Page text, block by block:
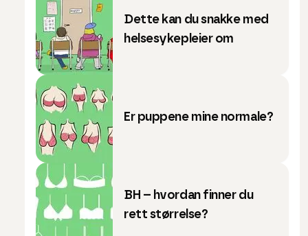
Dette kan du snakke med
helsesykepleier om
Er puppene mine normale?
BH – hvordan finner du
rett størrelse?